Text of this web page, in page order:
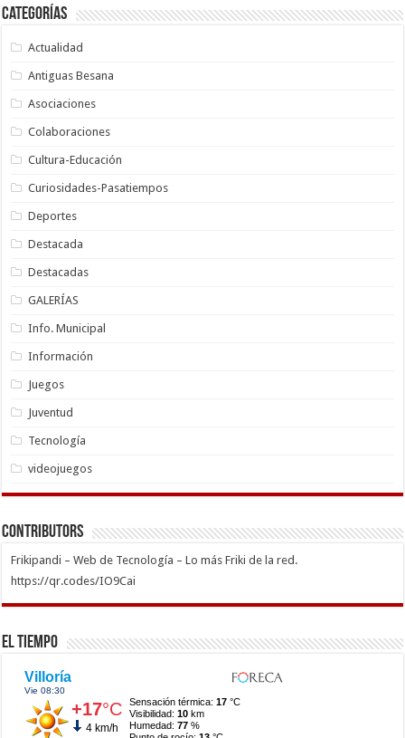
Categorías
Actualidad
Antiguas Besana
Asociaciones
Colaboraciones
Cultura-Educación
Curiosidades-Pasatiempos
Deportes
Destacada
Destacadas
GALERÍAS
Info. Municipal
Información
Juegos
Juventud
Tecnología
videojuegos
Contributors
Frikipandi – Web de Tecnología – Lo más Friki de la red.
https://qr.codes/IO9Cai
El Tiempo